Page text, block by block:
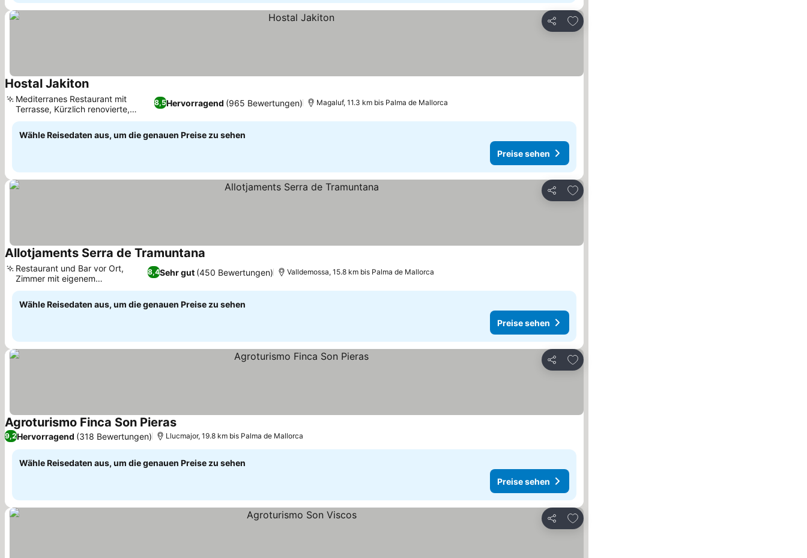
Teilen
Zu Favoriten hinzufügen
Hostal Jakiton
8,5Hervorragend (965 Bewertungen)
Mediterranes Restaurant mit
Terrasse, Kürzlich renovierte,
moderne Zimmer
Magaluf, 11.3 km bis Palma de Mallorca
Wähle Reisedaten aus, um die genauen Preise zu sehen
Preise sehen
Teilen
Zu Favoriten hinzufügen
Allotjaments Serra de Tramuntana
8,4Sehr gut (450 Bewertungen)
Restaurant und Bar vor Ort,
Zimmer mit eigenem
Balkon/Terrasse
Valldemossa, 15.8 km bis Palma de Mallorca
Wähle Reisedaten aus, um die genauen Preise zu sehen
Preise sehen
Teilen
Zu Favoriten hinzufügen
Agroturismo Finca Son Pieras
9,2Hervorragend (318 Bewertungen) Llucmajor, 19.8 km bis Palma de Mallorca
Wähle Reisedaten aus, um die genauen Preise zu sehen
Preise sehen
Teilen
Zu Favoriten hinzufügen